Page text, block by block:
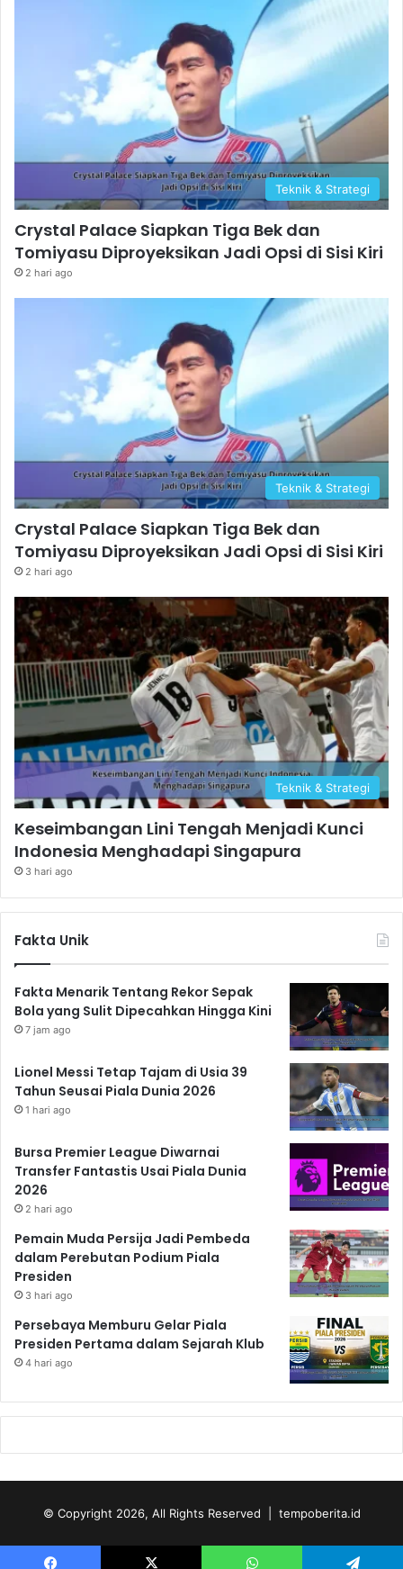
Teknik & Strategi
Crystal Palace Siapkan Tiga Bek dan
Tomiyasu Diproyeksikan Jadi Opsi di Sisi Kiri
2 hari ago
Teknik & Strategi
Crystal Palace Siapkan Tiga Bek dan
Tomiyasu Diproyeksikan Jadi Opsi di Sisi Kiri
2 hari ago
Teknik & Strategi
Keseimbangan Lini Tengah Menjadi Kunci
Indonesia Menghadapi Singapura
3 hari ago
Fakta Unik
Fakta Menarik Tentang Rekor Sepak
Bola yang Sulit Dipecahkan Hingga Kini
7 jam ago
Lionel Messi Tetap Tajam di Usia 39
Tahun Seusai Piala Dunia 2026
1 hari ago
Bursa Premier League Diwarnai
Transfer Fantastis Usai Piala Dunia
2026
2 hari ago
Pemain Muda Persija Jadi Pembeda
dalam Perebutan Podium Piala
Presiden
3 hari ago
Persebaya Memburu Gelar Piala
Presiden Pertama dalam Sejarah Klub
4 hari ago
© Copyright 2026, All Rights Reserved | tempoberita.id